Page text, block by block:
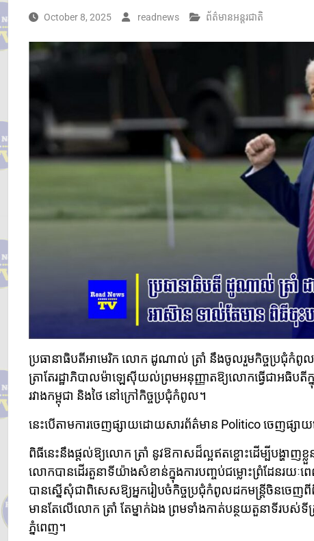
October 8, 2025 readnews ព័ត៌មានអន្តរជាតិ
ប្រធានាធិបតីអាមេរិក លោក ដូណាល់ ត្រាំ នឹងចូលរួមកិច្ចប្រជុំកំ
ត្រាតែរដ្ឋាភិបាលម៉ាឡេស៊ីយល់ព្រមអនុញ្ញាតឱ្យលោកធ្វើជាអធិបតីក្
រវាងកម្ពុជា និងថៃ នៅក្រៅកិច្ចប្រជុំកំពូល។
នេះបើតាមការចេញផ្សាយដោយសារព័ត៌មាន Politico ចេញផ្សាយ
ពិធីនេះនឹងផ្តល់ឱ្យលោក ត្រាំ នូវឱកាសដ៏ល្អឥតខ្ចោះដើម្បីបង្ហាញខ្លួ
លោកបានដើរតួនាទីយ៉ាងសំខាន់ក្នុងការបញ្ចប់ជម្លោះព្រំដែនរយៈពេ
បានស្នើសុំជាពិសេសឱ្យអ្នករៀបចំកិច្ចប្រជុំកំពូលដកមន្ត្រីចិនចេញពី
មានតែលើលោក ត្រាំ តែម្នាក់ឯង ព្រមទាំងកាត់បន្ថយតួនាទីរបស់
ភ្នំពេញ។